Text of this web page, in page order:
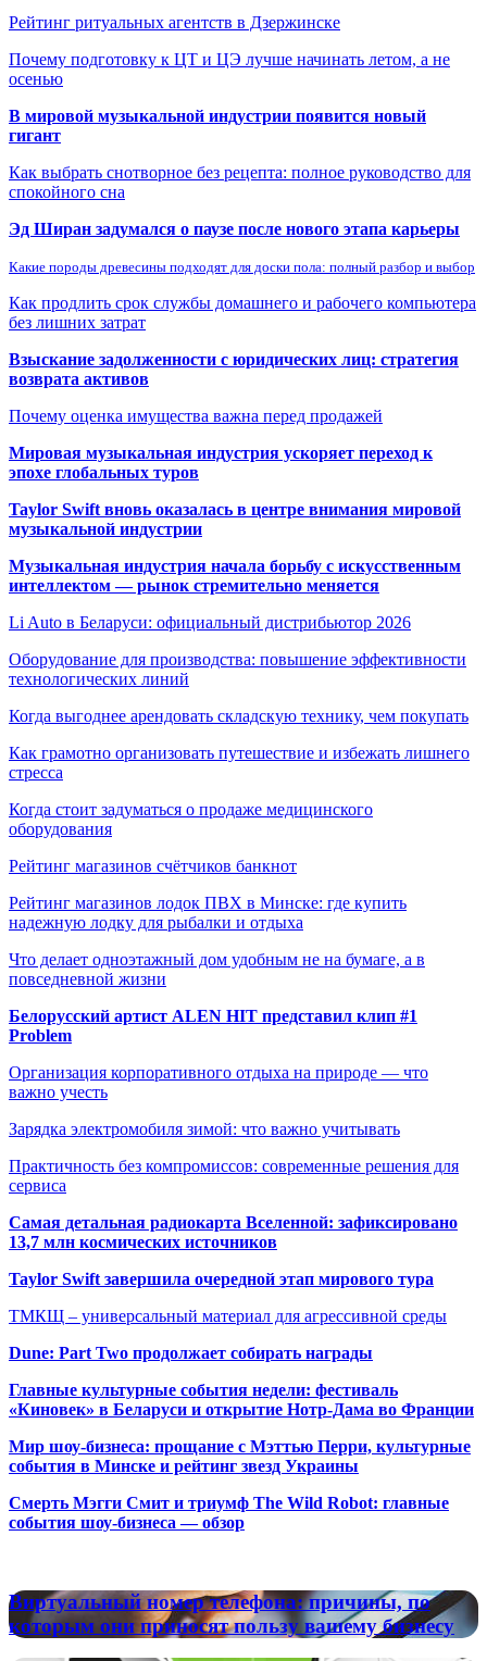
Рейтинг ритуальных агентств в Дзержинске
Почему подготовку к ЦТ и ЦЭ лучше начинать летом, а не
осенью
В мировой музыкальной индустрии появится новый
гигант
Как выбрать снотворное без рецепта: полное руководство для
спокойного сна
Эд Ширан задумался о паузе после нового этапа карьеры
Какие породы древесины подходят для доски пола: полный разбор и выбор
Как продлить срок службы домашнего и рабочего компьютера
без лишних затрат
Взыскание задолженности с юридических лиц: стратегия
возврата активов
Почему оценка имущества важна перед продажей
Мировая музыкальная индустрия ускоряет переход к
эпохе глобальных туров
Taylor Swift вновь оказалась в центре внимания мировой
музыкальной индустрии
Музыкальная индустрия начала борьбу с искусственным
интеллектом — рынок стремительно меняется
Li Auto в Беларуси: официальный дистрибьютор 2026
Оборудование для производства: повышение эффективности
технологических линий
Когда выгоднее арендовать складскую технику, чем покупать
Как грамотно организовать путешествие и избежать лишнего
стресса
Когда стоит задуматься о продаже медицинского
оборудования
Рейтинг магазинов счётчиков банкнот
Рейтинг магазинов лодок ПВХ в Минске: где купить
надежную лодку для рыбалки и отдыха
Что делает одноэтажный дом удобным не на бумаге, а в
повседневной жизни
Белорусский артист ALEN HIT представил клип #1
Problem
Организация корпоративного отдыха на природе — что
важно учесть
Зарядка электромобиля зимой: что важно учитывать
Практичность без компромиссов: современные решения для
сервиса
Самая детальная радиокарта Вселенной: зафиксировано
13,7 млн космических источников
Taylor Swift завершила очередной этап мирового тура
ТМКЩ – универсальный материал для агрессивной среды
Dune: Part Two продолжает собирать награды
Главные культурные события недели: фестиваль
«Киновек» в Беларуси и открытие Нотр-Дама во Франции
Мир шоу-бизнеса: прощание с Мэттью Перри, культурные
события в Минске и рейтинг звезд Украины
Смерть Мэгги Смит и триумф The Wild Robot: главные
события шоу-бизнеса — обзор
Виртуальный
номер
телефона:
причины,
Виртуальный номер телефона: причины, по
которым они приносят пользу вашему бизнесу